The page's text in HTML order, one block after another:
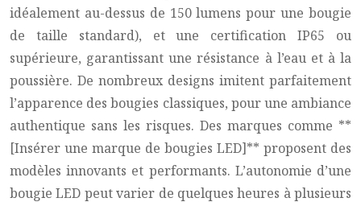
idéalement au-dessus de 150 lumens pour une bougie
de taille standard), et une certification IP65 ou
supérieure, garantissant une résistance à l’eau et à la
poussière. De nombreux designs imitent parfaitement
l’apparence des bougies classiques, pour une ambiance
authentique sans les risques. Des marques comme **
[Insérer une marque de bougies LED]** proposent des
modèles innovants et performants. L’autonomie d’une
bougie LED peut varier de quelques heures à plusieurs